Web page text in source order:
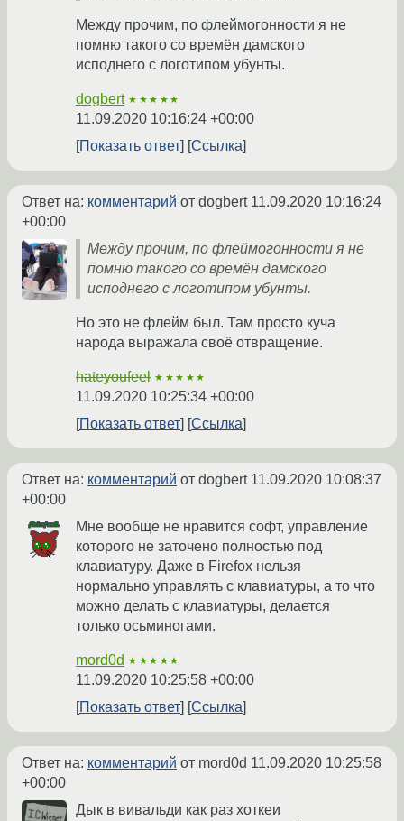
Между прочим, по флеймогонности я не
помню такого со времён дамского
исподнего с логотипом убунты.
dogbert ★★★★★
11.09.2020 10:16:24 +00:00
Показать ответ
Ссылка
Ответ на: комментарий от dogbert 11.09.2020 10:16:24
+00:00
Между прочим, по флеймогонности я не
помню такого со времён дамского
исподнего с логотипом убунты.
Но это не флейм был. Там просто куча
народа выражала своё отвращение.
hateyoufeel ★★★★★
11.09.2020 10:25:34 +00:00
Показать ответ
Ссылка
Ответ на: комментарий от dogbert 11.09.2020 10:08:37
+00:00
Мне вообще не нравится софт, управление
которого не заточено полностью под
клавиатуру. Даже в Firefox нельзя
нормально управлять с клавиатуры, а то что
можно делать с клавиатуры, делается
только осьминогами.
mord0d ★★★★★
11.09.2020 10:25:58 +00:00
Показать ответ
Ссылка
Ответ на: комментарий от mord0d 11.09.2020 10:25:58
+00:00
Дык в вивальди как раз хоткеи